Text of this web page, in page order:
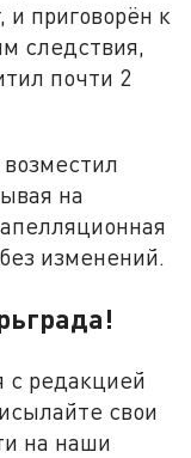
и приговорён к
следствия,
почти 2
на
изменений.
с редакцией
свои
на наши